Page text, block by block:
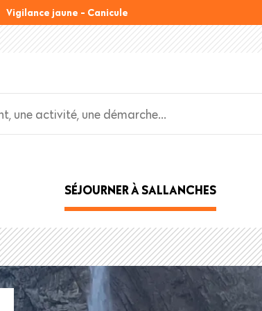
Vigilance jaune - Canicule
SÉJOURNER À SALLANCHES